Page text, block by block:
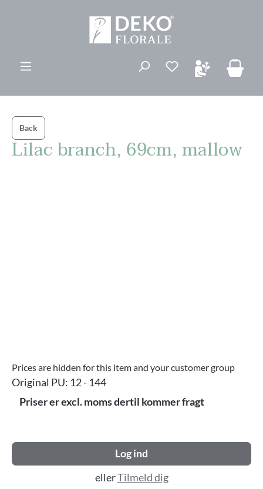
Du har 0
Back
Lilac branch, 69cm, mallow
Prices are hidden for this item and your customer group
Original PU: 12 - 144
Priser er excl. moms dertil kommer fragt
Log ind
ellerTilmeld dig